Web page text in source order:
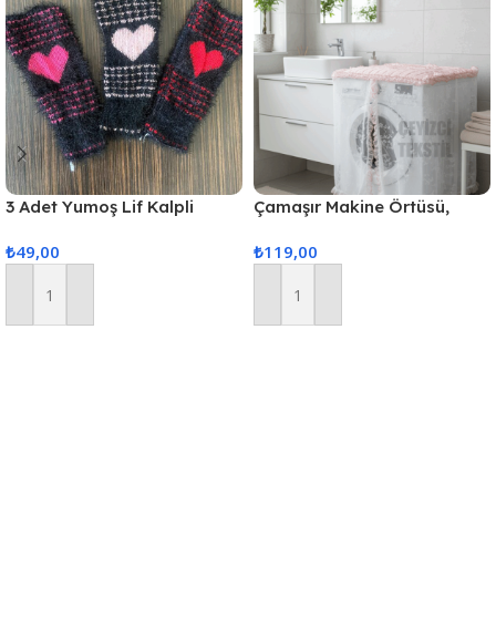
3 Adet Yumoş Lif Kalpli
₺49,00
Sepete Ekle
Çamaşır Makine Örtüsü,
₺119,00
Sepete Ekle